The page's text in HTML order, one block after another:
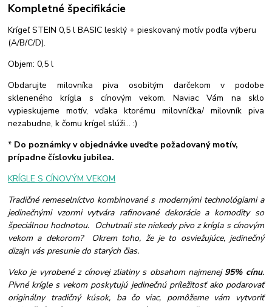
Kompletné špecifikácie
Krígeľ STEIN 0,5 l BASIC lesklý + pieskovaný motív podľa výberu
(A/B/C/D).
Objem: 0,5 l
Obdarujte milovníka piva osobitým darčekom v podobe
skleneného krígla s cínovým vekom. Naviac Vám na sklo
vypieskujeme motív, vďaka ktorému milovníčka/ milovník piva
nezabudne, k čomu krígel slúži... :)
* Do poznámky v objednávke uveďte požadovaný motív,
prípadne číslovku jubilea.
KRÍGLE S CÍNOVÝM VEKOM
Tradičné remeselníctvo kombinované s modernými technológiami a
jedinečnými vzormi vytvára rafinované dekorácie a komodity so
špeciálnou hodnotou. Ochutnali ste niekedy pivo z krígla s cínovým
vekom a dekorom? Okrem toho, že je to osviežujúce, jedinečný
dizajn vás presunie do starých čias.
Veko je vyrobené z cínovej zliatiny s obsahom najmenej 95% cínu.
Pivné krígle s vekom poskytujú jedinečnú príležitosť ako podarovať
originálny tradičný kúsok, ba čo viac, pomôžeme vám vytvoriť